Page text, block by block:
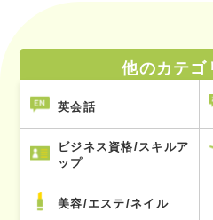
他のカテゴ
英会話
ビジネス資格/スキルア
ップ
美容/エステ/ネイル